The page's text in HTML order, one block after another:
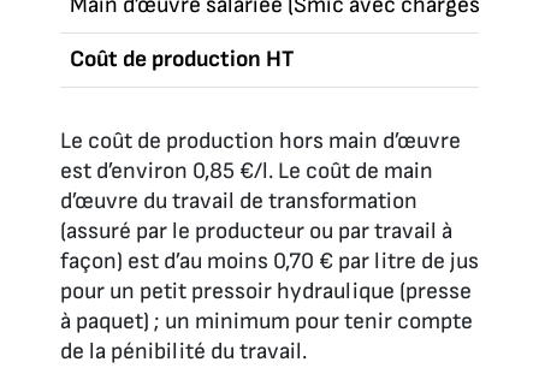
Main d’œuvre salariée (Smic avec charges
Coût de production HT
Le coût de production hors main d’œuvre
est d’environ 0,85 €/l. Le coût de main
d’œuvre du travail de transformation
(assuré par le producteur ou par travail à
façon) est d’au moins 0,70 € par litre de jus
pour un petit pressoir hydraulique (presse
à paquet) ; un minimum pour tenir compte
de la pénibilité du travail.